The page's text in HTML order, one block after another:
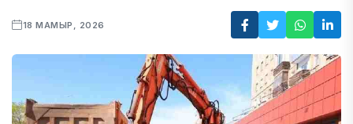
18 МАМЫР, 2026